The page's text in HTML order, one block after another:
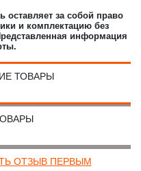
оставляет за собой право
и комплектацию без
информация
ТОВАРЫ
ОТЗЫВ ПЕРВЫМ